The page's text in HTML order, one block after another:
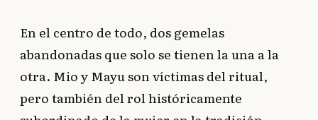
En el centro de todo, dos gemelas
abandonadas que solo se tienen la una a la
otra. Mio y Mayu son víctimas del ritual,
pero también del rol históricamente